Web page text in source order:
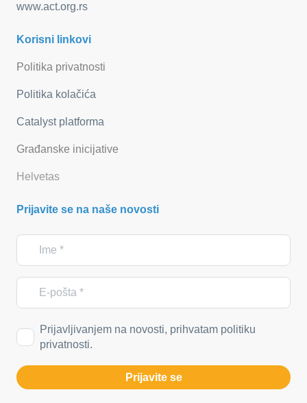
www.act.org.rs
Korisni linkovi
Politika privatnosti
Politika kolačića
Catalyst platforma
Građanske inicijative
Helvetas
Prijavite se na naše novosti
Prijavljivanjem na novosti, prihvatam politiku
privatnosti.
Prijavite se